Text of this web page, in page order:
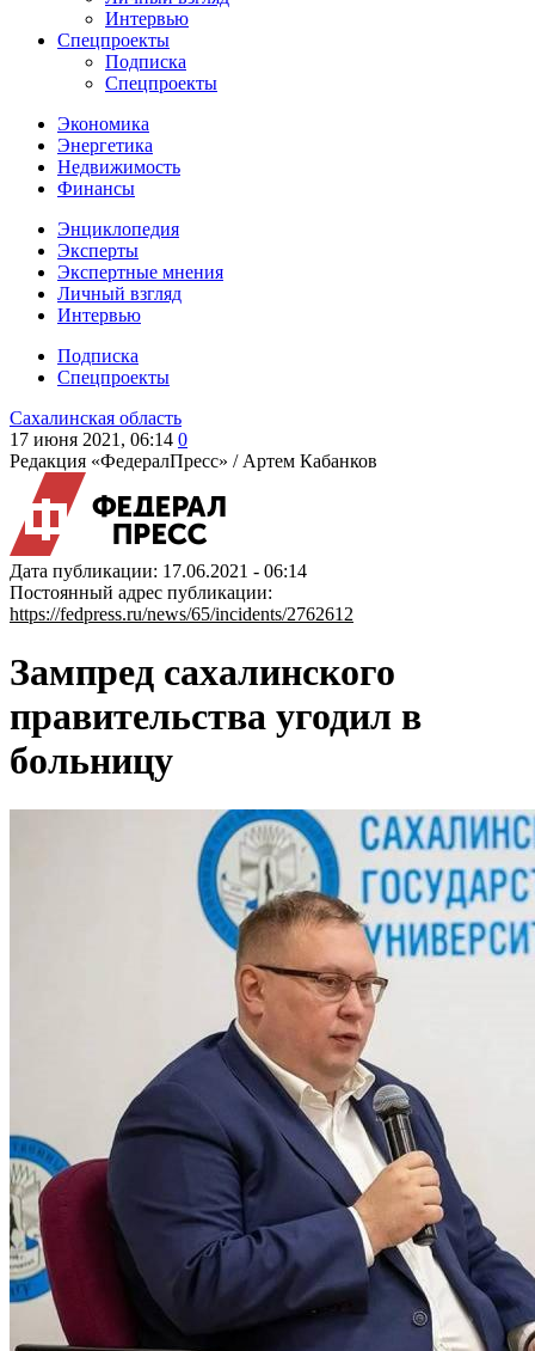
Интервью
Спецпроекты
Подписка
Спецпроекты
Экономика
Энергетика
Недвижимость
Финансы
Энциклопедия
Эксперты
Экспертные мнения
Личный взгляд
Интервью
Подписка
Спецпроекты
Сахалинская область
17 июня 2021, 06:14 0
Редакция «ФедералПресс» / Артем Кабанков
Дата публикации: 17.06.2021 - 06:14
Постоянный адрес публикации:
https://fedpress.ru/news/65/incidents/2762612
Зампред сахалинского
правительства угодил в
больницу